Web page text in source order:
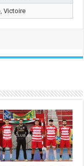
فاز, Victoire